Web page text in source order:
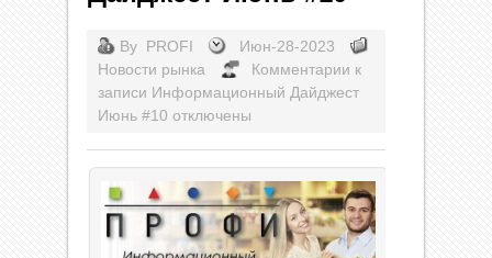
By PROFI
Июн-28-2023
Новости рынка
Комментарии к
записи Информационный Дайджест
Июнь #10 отключены